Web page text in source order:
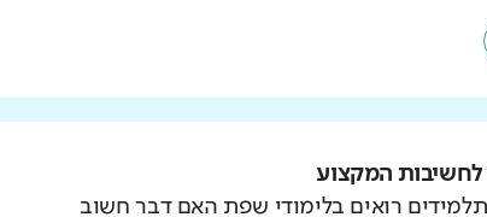
המקצוע
רואים בלימודי שפת האם דבר חשוב